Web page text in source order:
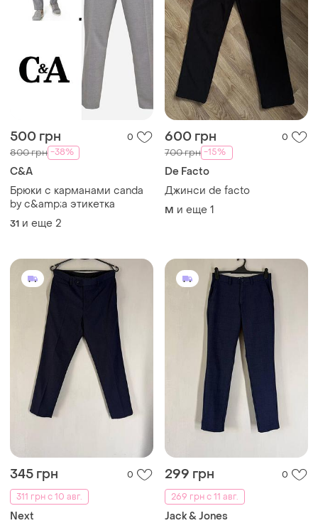
500 грн 0
800 грн -38%
C&A
Брюки с карманами canda
by c&amp;a этикетка
31 и еще 2
600 грн 0
700 грн -15%
De Facto
Джинси de facto
M и еще 1
345 грн
0
311 грн с 10 авг.
Next
299 грн
0
269 грн с 11 авг.
Jack & Jones